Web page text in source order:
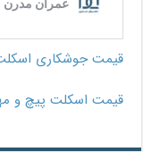
قیمت جوشکاری
قیمت اسکلت پیچ و مهره